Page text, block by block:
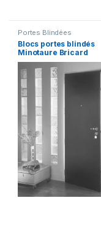
Portes Blindées
Blocs portes blindés
Minotaure Bricard